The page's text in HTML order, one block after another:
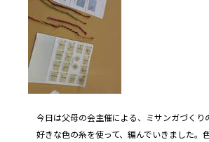
今日は父母の会主催による、ミサンガづくり
好きな色の糸を使って、編んでいきました。